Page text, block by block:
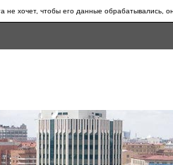
хочет, чтобы его данные обрабатывались,